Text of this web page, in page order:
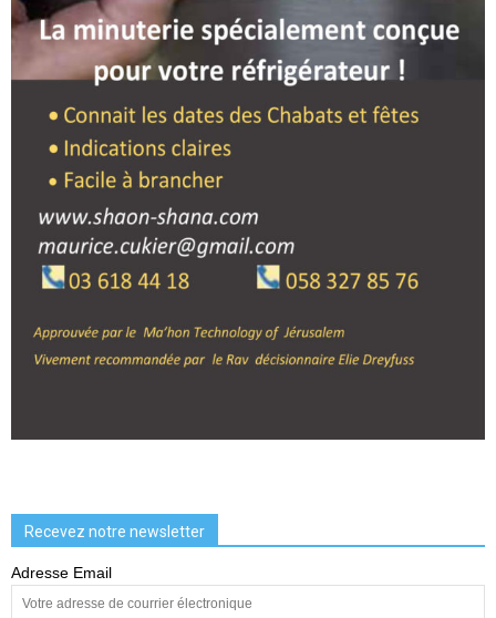
Recevez notre newsletter
Adresse Email